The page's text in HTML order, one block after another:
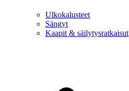
Ulkokalusteet
Sängyt
Kaapit & säilytysratkaisut